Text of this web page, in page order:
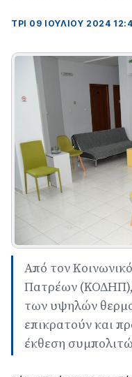
ΤΡΊ 09 ΙΟΥΛΊΟΥ 2024
Από τον
Πατρέων (ΚΟΔΗΠ),
των υψηλών
επικρατούν και
έκθεση